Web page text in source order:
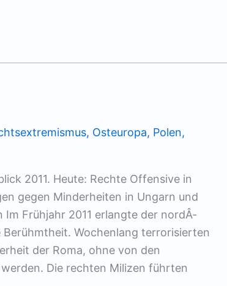
, Osteuropa, Polen,
2011. Heute: Rechte Offensive in
gegen Minderheiten in Ungarn und
Im Frühjahr 2011 erlangte der nordÂ­
Wochenlang terrorisierten
der Roma, ohne von den
Die rechten Milizen führten